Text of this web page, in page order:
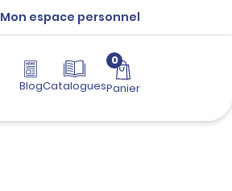
Mon espace personnel
BlogCatalogues
0
Panier